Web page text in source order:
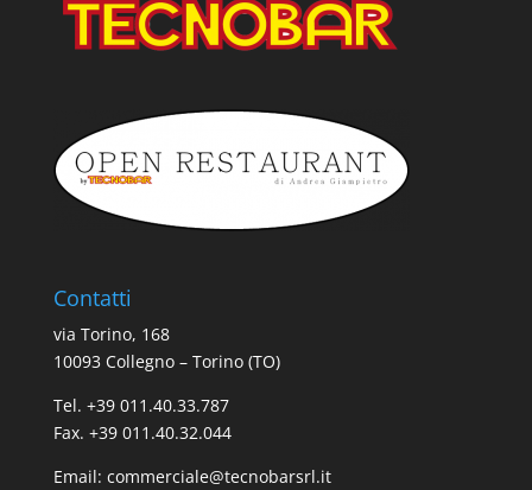
Contatti
via Torino, 168
10093 Collegno – Torino (TO)
Tel. +39 011.40.33.787
Fax. +39 011.40.32.044
Email: commerciale@tecnobarsrl.it